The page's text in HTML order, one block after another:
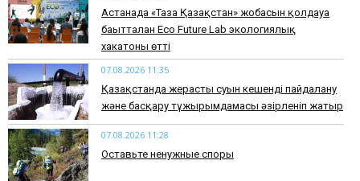
Астанада «Таза Қазақстан» жобасын қолдауға
бағытталған Eco Future Lab экологиялық
хакатоны өтті
07.08.2026 11:35
Қазақстанда жерасты суын кешенді пайдалану
және басқару тұжырымдамасы әзірленіп жатыр
07.08.2026 11:28
Оставьте ненужные споры